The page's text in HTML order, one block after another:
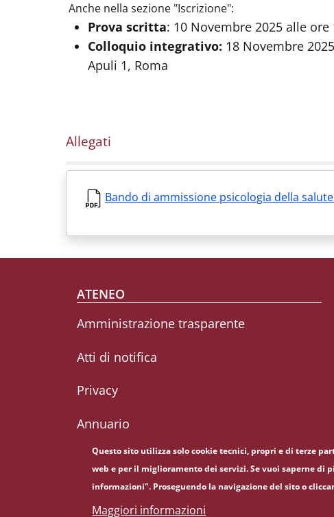
Anche nella sezione "Iscrizione":
Prova scritta: 10 Novembre 2025 alle
Colloquio integrativo: 18 Novembre
Apuli 1, Roma
Allegati
Bando di ammissione psicologia della
Footer menu
ATENEO
Amministrazione trasparente
Atti di notifica
Privacy
Annuario
Questo sito utilizza solo cookie tecnici, propri e di terze
web e per il miglioramento dei servizi. Se vuoi saperne di
informazioni". Proseguendo la navigazione del sito o
Maggiori informazioni